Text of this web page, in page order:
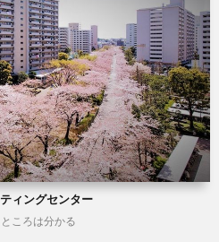
ィングセンター
ころは分かる